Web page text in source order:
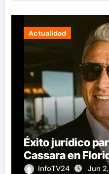
Actualidad
Éxito jurídico
Cassara en
InfoTV24 Jun